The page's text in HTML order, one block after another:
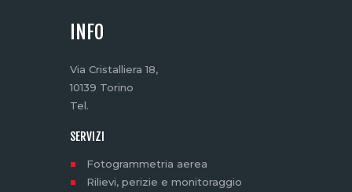
INFO
Via Cristalliera 18,
10139 Torino
Tel.
SERVIZI
Fotogrammetria aerea
Rilievi, perizie e monitoraggio